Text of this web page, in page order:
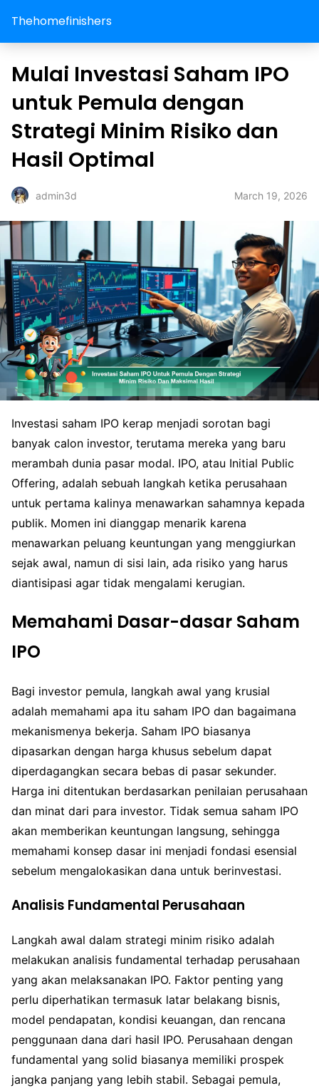
Thehomefinishers
Mulai Investasi Saham IPO
untuk Pemula dengan
Strategi Minim Risiko dan
Hasil Optimal
admin3d March 19, 2026
Investasi saham IPO kerap menjadi sorotan bagi
banyak calon investor, terutama mereka yang baru
merambah dunia pasar modal. IPO, atau Initial Public
Offering, adalah sebuah langkah ketika perusahaan
untuk pertama kalinya menawarkan sahamnya kepada
publik. Momen ini dianggap menarik karena
menawarkan peluang keuntungan yang menggiurkan
sejak awal, namun di sisi lain, ada risiko yang harus
diantisipasi agar tidak mengalami kerugian.
Memahami Dasar-dasar Saham
IPO
Bagi investor pemula, langkah awal yang krusial
adalah memahami apa itu saham IPO dan bagaimana
mekanismenya bekerja. Saham IPO biasanya
dipasarkan dengan harga khusus sebelum dapat
diperdagangkan secara bebas di pasar sekunder.
Harga ini ditentukan berdasarkan penilaian perusahaan
dan minat dari para investor. Tidak semua saham IPO
akan memberikan keuntungan langsung, sehingga
memahami konsep dasar ini menjadi fondasi esensial
sebelum mengalokasikan dana untuk berinvestasi.
Analisis Fundamental Perusahaan
Langkah awal dalam strategi minim risiko adalah
melakukan analisis fundamental terhadap perusahaan
yang akan melaksanakan IPO. Faktor penting yang
perlu diperhatikan termasuk latar belakang bisnis,
model pendapatan, kondisi keuangan, dan rencana
penggunaan dana dari hasil IPO. Perusahaan dengan
fundamental yang solid biasanya memiliki prospek
jangka panjang yang lebih stabil. Sebagai pemula,